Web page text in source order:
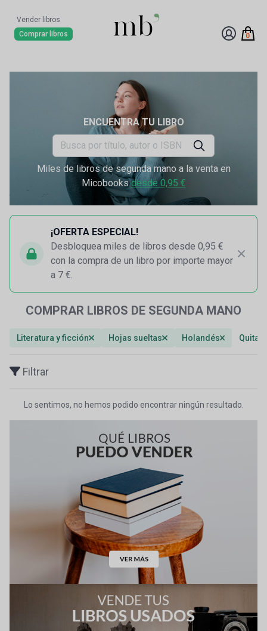
Vender libros
Comprar libros
0
ENCUENTRA TU LIBRO
Miles de libros de segunda mano a la venta en
Micobooksdesde 0,95 €
¡OFERTA ESPECIAL!
Desbloquea miles de libros desde 0,95 €
con la compra de un libro por importe mayor
a 7 €.
COMPRAR LIBROS DE SEGUNDA MANO
Literatura y ficción Hojas sueltas Holandés Quitar
Filtrar
Lo sentimos, no hemos podido encontrar ningún resultado.